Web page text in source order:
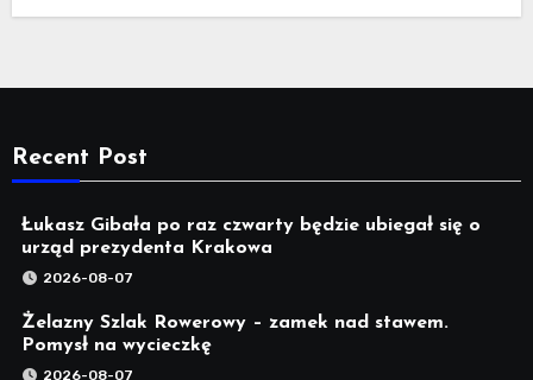
Recent Post
Łukasz Gibała po raz czwarty będzie ubiegał się o
urząd prezydenta Krakowa
2026-08-07
Żelazny Szlak Rowerowy – zamek nad stawem.
Pomysł na wycieczkę
2026-08-07